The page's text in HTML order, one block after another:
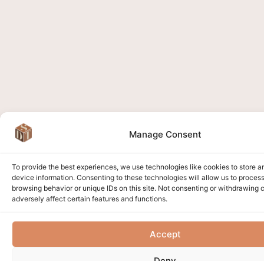
Manage Consent
To provide the best experiences, we use technologies like cookies to store
device information. Consenting to these technologies will allow us to
browsing behavior or unique IDs on this site. Not consenting or withdrawing
adversely affect certain features and functions.
Accept